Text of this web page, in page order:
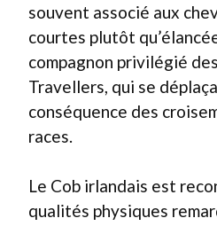
souvent associé aux
courtes plutôt
compagnon privilégié
Travellers, qui se
conséquence des
races.
Le Cob irlandais est
qualités physiques